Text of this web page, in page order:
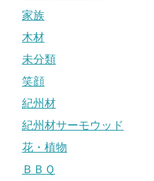
家族
木材
未分類
笑顔
紀州材
紀州材サーモウッド
花・植物
ＢＢＱ